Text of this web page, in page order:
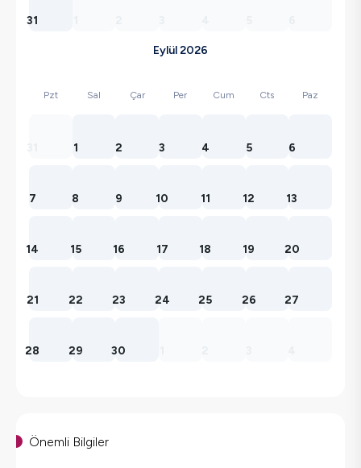
31
Eylül 2026
Pzt Sal Çar Per Cum Cts Paz
1 2 3 4 5 6
7 8 9 10 11 12 13
14 15 16 17 18 19 20
21 22 23 24 25 26 27
28 29 30
Önemli Bilgiler